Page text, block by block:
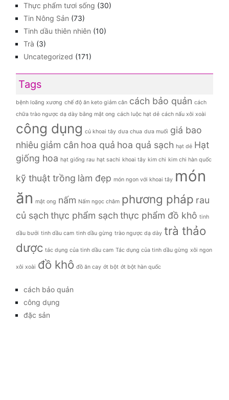
Thực phẩm tươi sống (30)
Tin Nông Sản (73)
Tinh dầu thiên nhiên (10)
Trà (3)
Uncategorized (171)
Tags
bệnh loãng xương chế độ ăn keto giảm cân cách bảo quản cách
chữa trào ngược dạ dày bằng mật ong cách luộc hạt dẻ cách nấu xôi xoài
công dụng củ khoai tây dưa chua dưa muối giá bao
nhiêu giảm cân hoa quả hoa quả sạch hạt dẻ Hạt
giống hoa hạt giống rau hạt sachi khoai tây kim chi kim chi hàn quốc
kỹ thuật trồng làm đẹp món ngon với khoai tây món
ăn mật ong nấm Nấm ngọc châm phương pháp rau
củ sạch thực phẩm sạch thực phẩm đồ khô tinh
dầu bưởi tinh dầu cam tinh dầu gừng trào ngược dạ dày trà thảo
dược tác dụng của tinh dầu cam Tác dụng của tinh dầu gừng xôi ngon
xôi xoài đồ khô đồ ăn cay ớt bột ớt bột hàn quốc
cách bảo quản
công dụng
đặc sản